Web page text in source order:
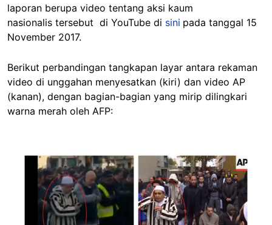
laporan berupa video tentang aksi kaum
nasionalis tersebut di YouTube di sini pada tanggal 15
November 2017.
Berikut perbandingan tangkapan layar antara rekaman
video di unggahan menyesatkan (kiri) dan video AP
(kanan), dengan bagian-bagian yang mirip dilingkari
warna merah oleh AFP:
Image